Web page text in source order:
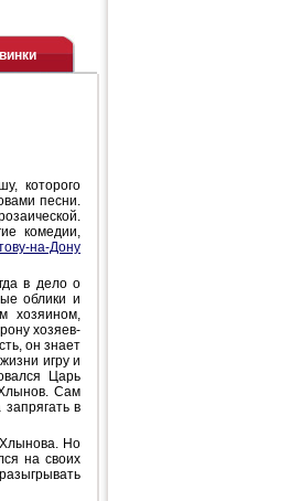
которого
песни.
комедии,
на-Дону
в дело о
облики и
хозяином,
хозяев-
он знает
игру и
Царь
Сам
в
Но
на своих